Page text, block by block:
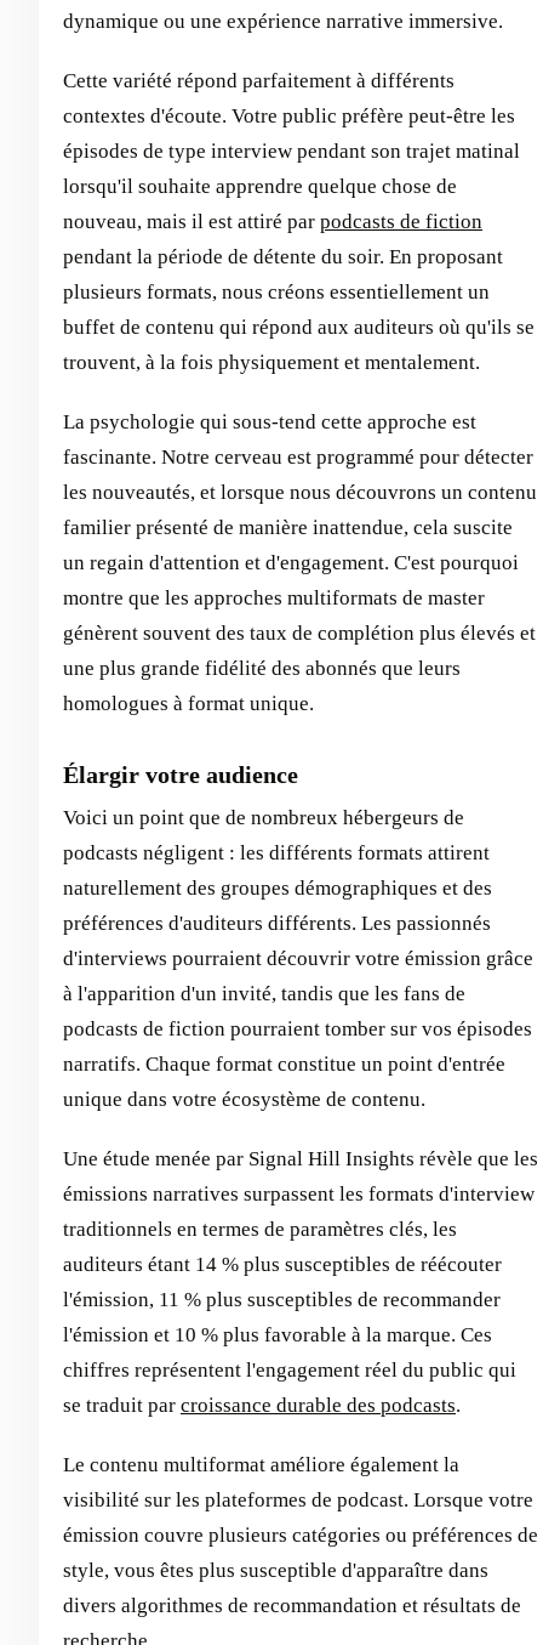
dynamique ou une expérience narrative immersive.
Cette variété répond parfaitement à différents
contextes d'écoute. Votre public préfère peut-être les
épisodes de type interview pendant son trajet matinal
lorsqu'il souhaite apprendre quelque chose de
nouveau, mais il est attiré par podcasts de fiction
pendant la période de détente du soir. En proposant
plusieurs formats, nous créons essentiellement un
buffet de contenu qui répond aux auditeurs où qu'ils se
trouvent, à la fois physiquement et mentalement.
La psychologie qui sous-tend cette approche est
fascinante. Notre cerveau est programmé pour détecter
les nouveautés, et lorsque nous découvrons un contenu
familier présenté de manière inattendue, cela suscite
un regain d'attention et d'engagement. C'est pourquoi
montre que les approches multiformats de master
génèrent souvent des taux de complétion plus élevés et
une plus grande fidélité des abonnés que leurs
homologues à format unique.
Élargir votre audience
Voici un point que de nombreux hébergeurs de
podcasts négligent : les différents formats attirent
naturellement des groupes démographiques et des
préférences d'auditeurs différents. Les passionnés
d'interviews pourraient découvrir votre émission grâce
à l'apparition d'un invité, tandis que les fans de
podcasts de fiction pourraient tomber sur vos épisodes
narratifs. Chaque format constitue un point d'entrée
unique dans votre écosystème de contenu.
Une étude menée par Signal Hill Insights révèle que les
émissions narratives surpassent les formats d'interview
traditionnels en termes de paramètres clés, les
auditeurs étant 14 % plus susceptibles de réécouter
l'émission, 11 % plus susceptibles de recommander
l'émission et 10 % plus favorable à la marque. Ces
chiffres représentent l'engagement réel du public qui
se traduit par croissance durable des podcasts.
Le contenu multiformat améliore également la
visibilité sur les plateformes de podcast. Lorsque votre
émission couvre plusieurs catégories ou préférences de
style, vous êtes plus susceptible d'apparaître dans
divers algorithmes de recommandation et résultats de